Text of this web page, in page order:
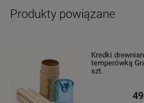
Produkty powiązane
Kredki
temperówką
szt.